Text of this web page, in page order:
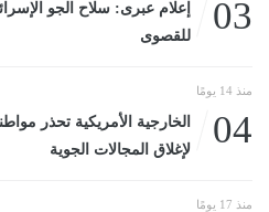
03
إعلام عبرى: سلاح الجو
للقصوى
منذ 14 يومًا
04
الخارجية الأمريكية تحذر
لإغلاق المجالات الجوية
منذ 17 يومًا